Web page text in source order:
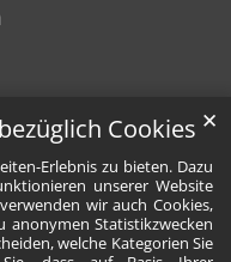
Cookies
Erlebnis zu bieten. Dazu
unserer Website
wir auch Cookies,
anonymen Statistikzwecken
welche Kategorien Sie
✕